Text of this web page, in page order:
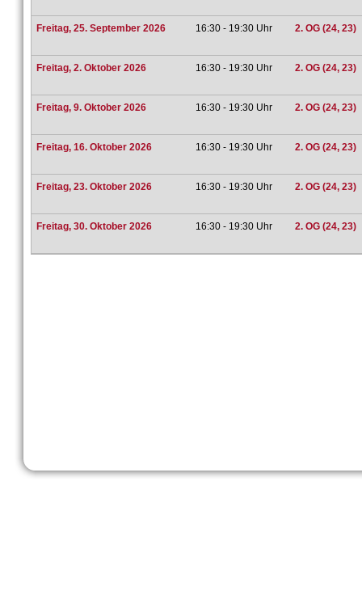
Freitag, 25. September 2026 16:30 - 19:30 Uhr 2. OG (24, 23)
Freitag, 2. Oktober 2026 16:30 - 19:30 Uhr 2. OG (24, 23)
Freitag, 9. Oktober 2026 16:30 - 19:30 Uhr 2. OG (24, 23)
Freitag, 16. Oktober 2026 16:30 - 19:30 Uhr 2. OG (24, 23)
Freitag, 23. Oktober 2026 16:30 - 19:30 Uhr 2. OG (24, 23)
Freitag, 30. Oktober 2026 16:30 - 19:30 Uhr 2. OG (24, 23)